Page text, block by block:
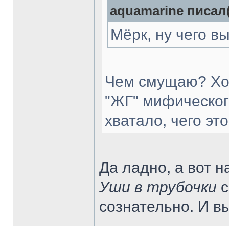
aquamarine
Мёрк, ну чего
Чем смущаю?
"ЖГ"
хватало, чего
Да ладно, а вот
Уши в трубочки
сознательно. И